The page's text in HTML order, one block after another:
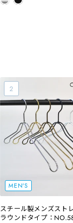
MEN'S
スチール製メンズスト
ラウンドタイプ：